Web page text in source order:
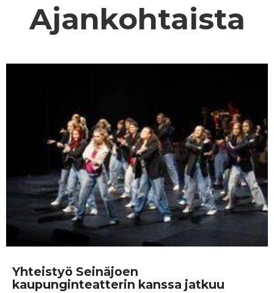
Ajankohtaista
Yhteistyö Seinäjoen
kaupunginteatterin kanssa jatkuu